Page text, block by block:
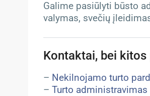
Galime pasiūlyti būsto
valymas, svečių
Kontaktai, bei kitos
– Nekilnojamo turto
– Turto administravimas